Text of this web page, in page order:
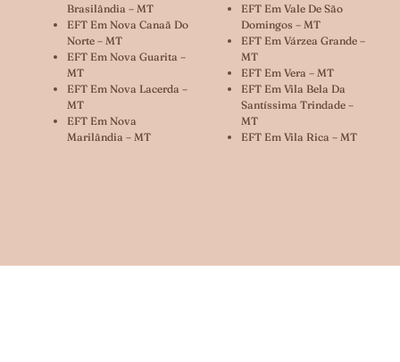
Brasilândia – MT
EFT Em Nova Canaã Do
Norte – MT
EFT Em Nova Guarita –
MT
EFT Em Nova Lacerda –
MT
EFT Em Nova
Marilândia – MT
EFT Em Vale De São
Domingos – MT
EFT Em Várzea Grande –
MT
EFT Em Vera – MT
EFT Em Vila Bela Da
Santíssima Trindade –
MT
EFT Em Vila Rica – MT